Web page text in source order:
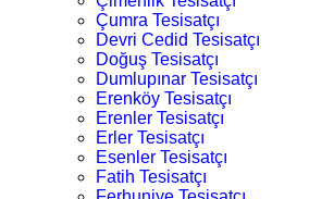
Çumra Tesisatçı
Devri Cedid Tesisatçı
Doğuş Tesisatçı
Dumlupınar Tesisatçı
Erenköy Tesisatçı
Erenler Tesisatçı
Erler Tesisatçı
Esenler Tesisatçı
Fatih Tesisatçı